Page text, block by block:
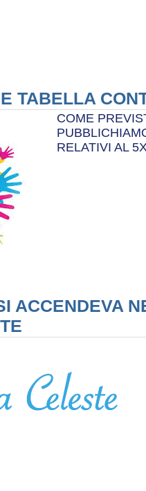
TABELLA
COME
RELATIVI AL
ACCENDEVA